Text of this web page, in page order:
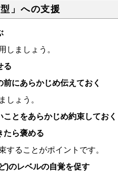
」への支援
しましょう。
る
にあらかじめ伝えておく
しょう。
とをあらかじめ約束しておく
たら褒める
ることがポイントです。
)のレベルの自覚を促す